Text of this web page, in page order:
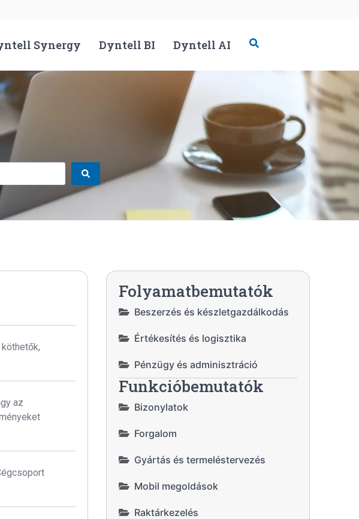
Synergy Dyntell BI Dyntell AI
az
Folyamatbemutatók
Beszerzés és készletgazdálkodás
Értékesítés és logisztika
Pénzügy és adminisztráció
Funkcióbemutatók
Bizonylatok
Forgalom
Gyártás és termeléstervezés
Mobil megoldások
Raktárkezelés